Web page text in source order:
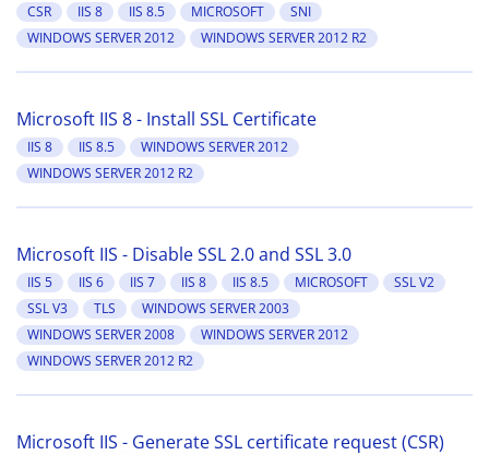
CSR IIS 8 IIS 8.5 MICROSOFT
SNI
WINDOWS SERVER 2012
WINDOWS SERVER 2012 R2
Microsoft IIS 8 - Install SSL Certificate
IIS 8 IIS 8.5
WINDOWS SERVER 2012
WINDOWS SERVER 2012 R2
Microsoft IIS - Disable SSL 2.0 and SSL 3.0
IIS 5 IIS 6 IIS 7 IIS 8 IIS 8.5 MICROSOFT
SSL V2
SSL V3
TLS
WINDOWS SERVER 2003
WINDOWS SERVER 2008
WINDOWS SERVER 2012
WINDOWS SERVER 2012 R2
Microsoft IIS - Generate SSL certificate request (CSR)